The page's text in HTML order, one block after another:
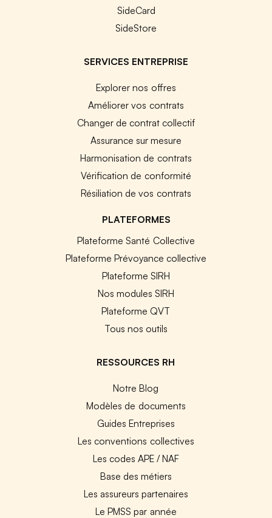
SideCard
SideStore
SERVICES ENTREPRISE
Explorer nos offres
Améliorer vos contrats
Changer de contrat collectif
Assurance sur mesure
Harmonisation de contrats
Vérification de conformité
Résiliation de vos contrats
PLATEFORMES
Plateforme Santé Collective
Plateforme Prévoyance collective
Plateforme SIRH
Nos modules SIRH
Plateforme QVT
Tous nos outils
RESSOURCES RH
Notre Blog
Modèles de documents
Guides Entreprises
Les conventions collectives
Les codes APE / NAF
Base des métiers
Les assureurs partenaires
Le PMSS par année